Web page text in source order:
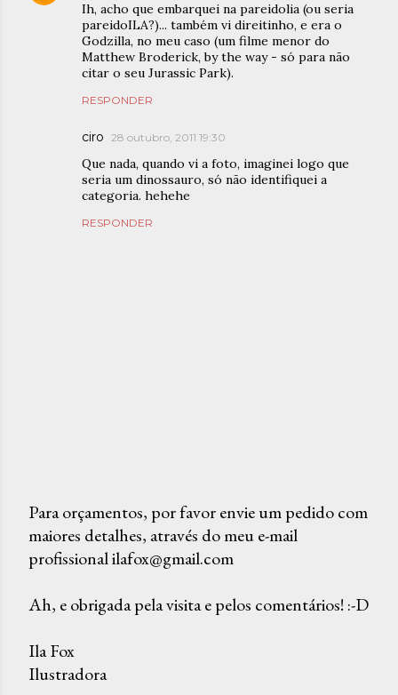
Ih, acho que embarquei na pareidolia (ou seria
pareidoILA?)... também vi direitinho, e era o
Godzilla, no meu caso (um filme menor do
Matthew Broderick, by the way - só para não
citar o seu Jurassic Park).
RESPONDER
ciro 28 outubro, 2011 19:30
Que nada, quando vi a foto, imaginei logo que
seria um dinossauro, só não identifiquei a
categoria. hehehe
RESPONDER
P
o
t
r
u
Para orçamentos, por favor envie um pedido com
maiores detalhes, através do meu e-mail
profissional ilafox@gmail.com
Ah, e obrigada pela visita e pelos comentários! :-D
Ila Fox
Ilustradora